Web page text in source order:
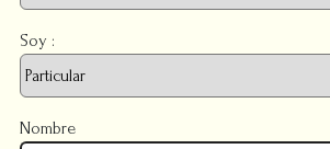
Soy :
Nombre